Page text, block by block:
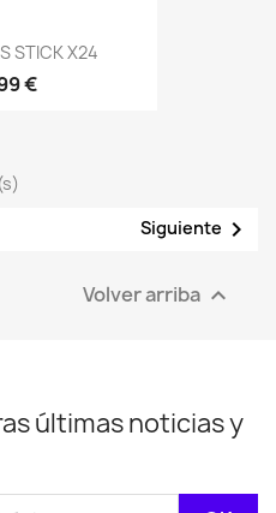
STICK X24
€
Siguiente 
Volver arriba 
últimas noticias y